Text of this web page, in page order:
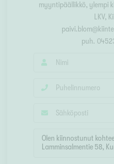
myyntipäällikkö, ylempi
LKV,
puh.